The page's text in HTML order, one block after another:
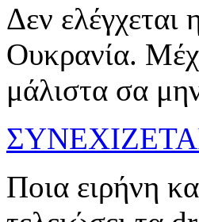
Δεν ελέγχεται
Ουκρανία.
μάλιστα σα
Ποια ειρήνη